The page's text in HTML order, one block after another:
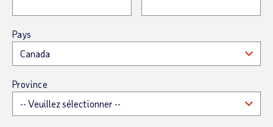
Pays
Province